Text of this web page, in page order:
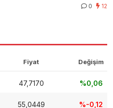
0 12
Fiyat Değişim
47,7170 %0,06
55,0449 %-0,12